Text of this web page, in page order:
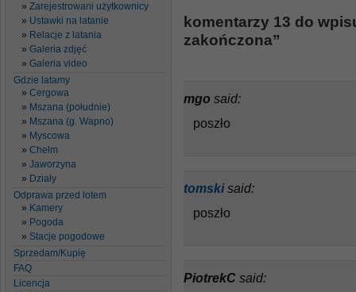
Zarejestrowani użytkownicy
Ustawki na latanie
Relacje z latania
Galeria zdjęć
Galeria video
Gdzie latamy
Cergowa
Mszana (południe)
Mszana (g. Wapno)
Myscowa
Chełm
Jaworzyna
Działy
Odprawa przed lotem
Kamery
Pogoda
Stacje pogodowe
Sprzedam/Kupię
FAQ
Licencja
komentarzy 13 do
zakończona”
mgo said:
poszło
tomski said:
poszło
PiotrekC said: